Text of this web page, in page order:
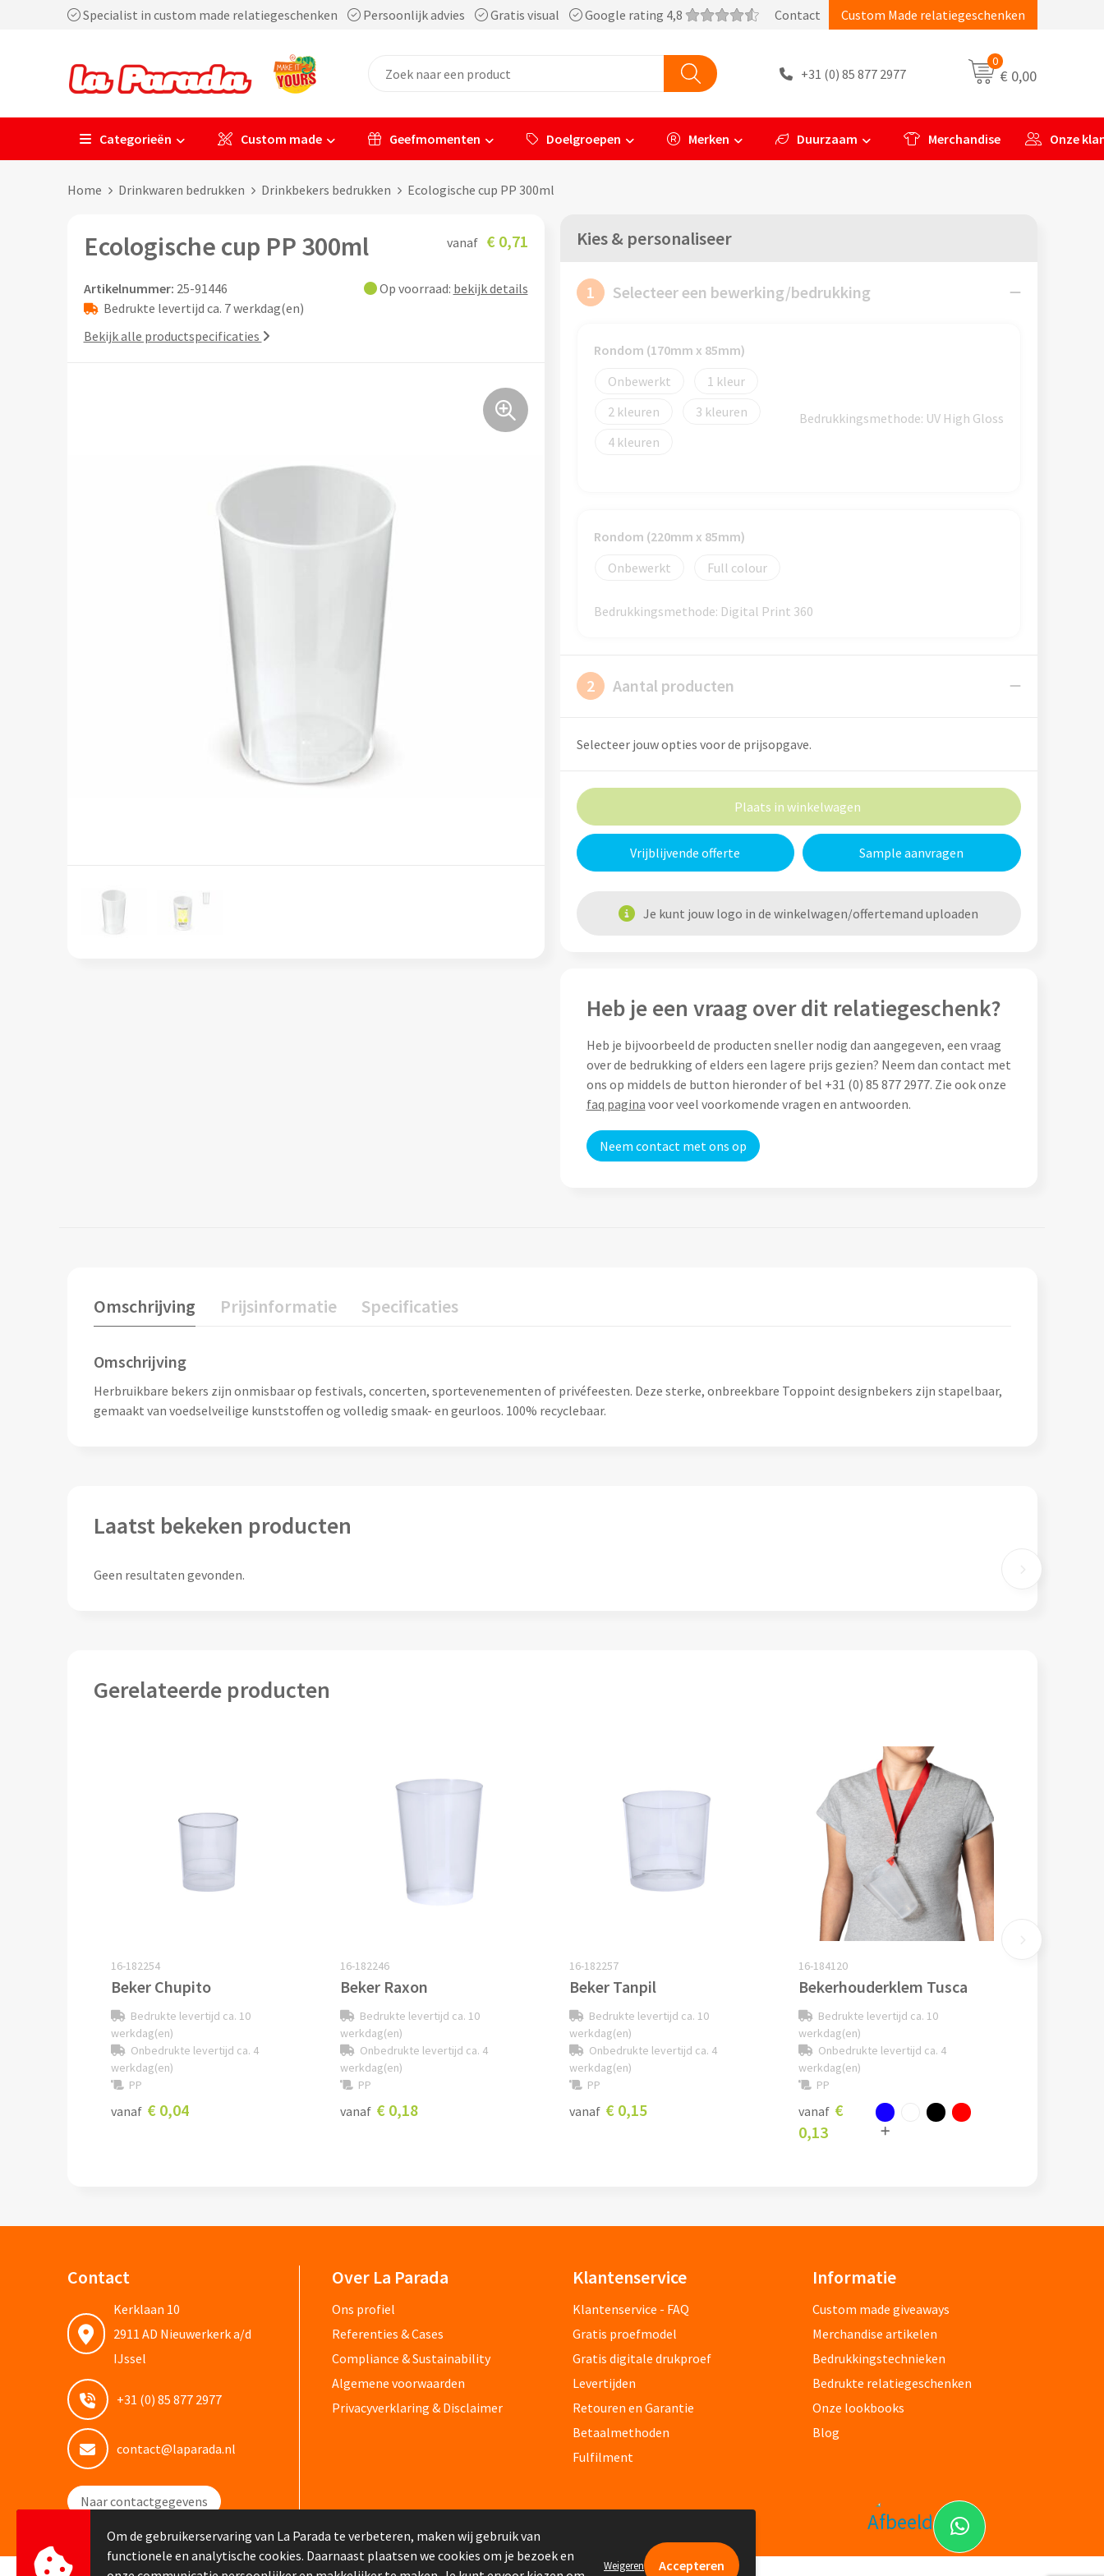
Specialist in custom made relatiegeschenken Persoonlijk advies Gratis visual Google rating 4,8 Contact Custom Made relatiegeschenken
+31 (0) 85 877 2977
0
€ 0,00
Categorieën Custom made Geefmomenten Doelgroepen Merken Duurzaam Merchandise Onze
Home Drinkwaren bedrukken Drinkbekers bedrukken Ecologische cup PP 300ml
Ecologische cup PP 300ml vanaf € 0,71
Artikelnummer: 25-91446 Op voorraad: bekijk details
Bedrukte levertijd ca. 7 werkdag(en)
Bekijk alle productspecificaties
Kies & personaliseer
1 Selecteer een bewerking/bedrukking
Rondom (170mm x 85mm)
Onbewerkt
1
2
3
4
Bedrukkingsmethode: UV High Gloss
Rondom (220mm x 85mm)
Onbewerkt
Full colour
Bedrukkingsmethode: Digital Print 360
2 Aantal producten
Selecteer jouw opties voor de prijsopgave.
Plaats in winkelwagen
Vrijblijvende offerte Sample aanvragen
Je kunt jouw logo in de winkelwagen/offertemand uploaden
Heb je een vraag over dit relatiegeschenk?
Heb je bijvoorbeeld de producten sneller nodig dan aangegeven, een vraag
over de bedrukking of elders een lagere prijs gezien? Neem dan contact met
ons op middels de button hieronder of bel +31 (0) 85 877 2977. Zie ook onze
faq pagina voor veel voorkomende vragen en antwoorden.
Neem contact met ons op
Omschrijving Prijsinformatie Specificaties
Omschrijving
Herbruikbare bekers zijn onmisbaar op festivals, concerten, sportevenementen of privéfeesten. Deze sterke, onbreekbare Toppoint designbekers zijn stapelbaar,
gemaakt van voedselveilige kunststoffen og volledig smaak- en geurloos. 100% recyclebaar.
Laatst bekeken producten
Geen resultaten gevonden.
Gerelateerde producten
16-182254
Beker Chupito
Bedrukte levertijd ca. 10
werkdag(en)
Onbedrukte levertijd ca. 4
werkdag(en)
PP
vanaf € 0,04
16-182246
Beker Raxon
Bedrukte levertijd ca. 10
werkdag(en)
Onbedrukte levertijd ca. 4
werkdag(en)
PP
vanaf € 0,18
16-182257
Beker Tanpil
Bedrukte levertijd ca. 10
werkdag(en)
Onbedrukte levertijd ca. 4
werkdag(en)
PP
vanaf € 0,15
16-184120
Bekerhouderklem Tusca
Bedrukte levertijd ca. 10
werkdag(en)
Onbedrukte levertijd ca. 4
werkdag(en)
PP
vanaf €
0,13
Contact
Kerklaan 10
2911 AD Nieuwerkerk a/d
IJssel
+31 (0) 85 877 2977
contact@laparada.nl
Naar contactgegevens
Over La Parada
Ons profiel
Referenties & Cases
Compliance & Sustainability
Algemene voorwaarden
Privacyverklaring & Disclaimer
Klantenservice
Klantenservice - FAQ
Gratis proefmodel
Gratis digitale drukproef
Levertijden
Retouren en Garantie
Betaalmethoden
Fulfilment
Informatie
Custom made giveaways
Merchandise artikelen
Bedrukkingstechnieken
Bedrukte relatiegeschenken
Onze lookbooks
Blog
Om de gebruikerservaring van La Parada te verbeteren, maken wij gebruik van
functionele en analytische cookies. Daarnaast plaatsen we cookies om je bezoek en
Weigeren